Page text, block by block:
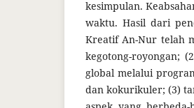
kesimpulan.
waktu. Hasil dari
Kreatif An-Nur telah
kegotong-royongan;
global melalui
dan kokurikuler; (3)